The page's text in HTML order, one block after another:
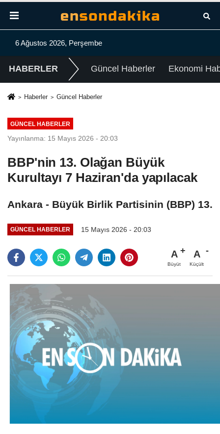
6 Ağustos 2026, Perşembe
HABERLER Güncel Haberler Ekonomi
Haberler Güncel Haberler
GÜNCEL HABERLER
Yayınlanma: 15 Mayıs 2026 - 20:03
BBP'nin 13. Olağan Büyük
Kurultayı 7 Haziran'da yapılacak
Ankara - Büyük Birlik Partisinin (BBP) 13.
GÜNCEL HABERLER 15 Mayıs 2026 - 20:03
A
Büyüt
A
Küçült